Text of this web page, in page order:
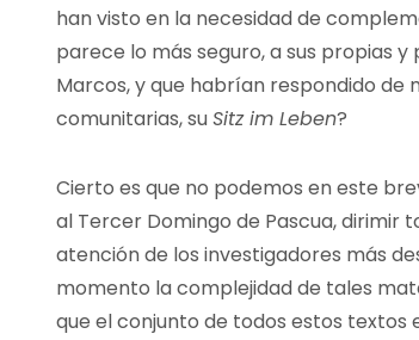
han visto en la necesidad de
parece lo más seguro, a sus propias
Marcos, y que habrían respondido de
comunitarias, suSitz im Leben?
Cierto es que no podemos en este
al Tercer Domingo de Pascua, dirimir
atención de los investigadores más
momento la complejidad de tales
que el conjunto de todos estos textos